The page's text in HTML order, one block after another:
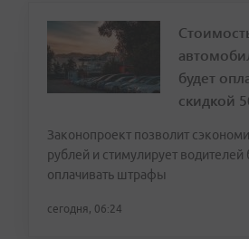
будет
скидкой
Законопроект позволит
рублей и стимулирует водителей
оплачивать штрафы
сегодня, 06:24